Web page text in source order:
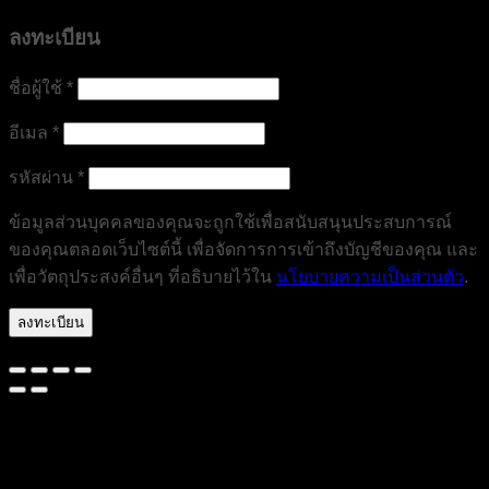
ลงทะเบียน
ชื่อผู้ใช้ *ต้องการ
อีเมล *ต้องการ
รหัสผ่าน *ต้องการ
ข้อมูลส่วนบุคคลของคุณจะถูกใช้เพื่อสนับสนุนประสบการณ์
ของคุณตลอดเว็บไซต์นี้ เพื่อจัดการการเข้าถึงบัญชีของคุณ และ
เพื่อวัตถุประสงค์อื่นๆ ที่อธิบายไว้ใน นโยบายความเป็นส่วนตัว.
ลงทะเบียน